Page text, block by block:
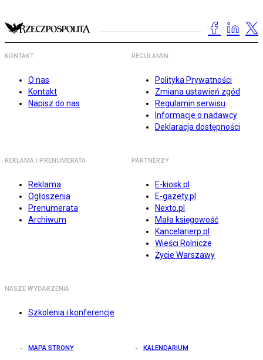
KONTAKT
O nas
Kontakt
Napisz do nas
REGULAMIN
Polityka Prywatności
Zmiana ustawień zgód
Regulamin serwisu
Informacje o nadawcy
Deklaracja dostępności
REKLAMA I PRENUMERATA
Reklama
Ogłoszenia
Prenumerata
Archiwum
PARTNERZY
E-kiosk.pl
E-gazety.pl
Nexto.pl
Mała księgowość
Kancelarierp.pl
Wieści Rolnicze
Życie Warszawy
NASZE WYDARZENIA
Szkolenia i konferencje
MAPA STRONY KALENDARIUM